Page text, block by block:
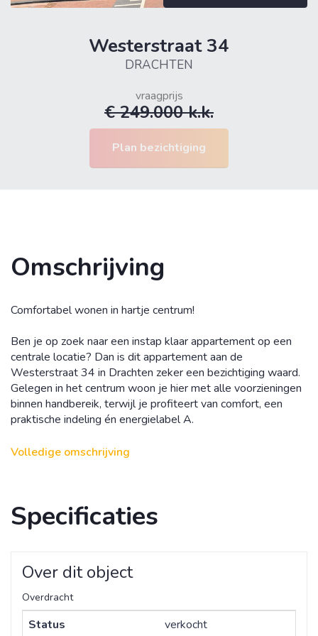
info@noorderlichtmakelaars.nl
31512543210
Westerstraat 34
DRACHTEN
vraagprijs
€ 249.000 k.k.
Plan bezichtiging
Omschrijving
Comfortabel wonen in hartje centrum!
Ben je op zoek naar een instap klaar appartement op een
centrale locatie? Dan is dit appartement aan de
Westerstraat 34 in Drachten zeker een bezichtiging waard.
Gelegen in het centrum woon je hier met alle voorzieningen
binnen handbereik, terwijl je profiteert van comfort, een
praktische indeling én energielabel A.
Het appartement beschikt over een lichte, ruime
Daarmee is dit appartement ideaal voor starters,
alleenstaanden of thuiswerkers.
zorgt voor extra comfort en toegankelijkheid.
Bijzonderheden
Gelegen in het centrum van Drachten
Volledige omschrijving
Specificaties
Over dit object
Overdracht
Status
verkocht